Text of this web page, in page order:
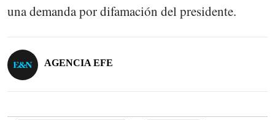
una demanda por difamación del presidente.
AGENCIA EFE